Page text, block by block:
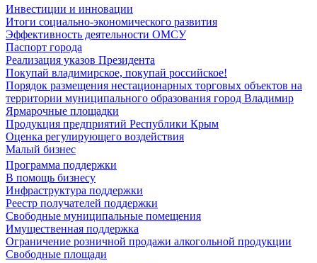
Инвестиции и инновации
Итоги социально-экономического развития
Эффективность деятельности ОМСУ
Паспорт города
Реализация указов Президента
Покупай владимирское, покупай российское!
Порядок размещения нестационарных торговых объектов на
территории муниципального образования город Владимир
Ярмарочные площадки
Продукция предприятий Республики Крым
Оценка регулирующего воздействия
Малый бизнес
Программа поддержки
В помощь бизнесу
Инфраструктура поддержки
Реестр получателей поддержки
Свободные муниципальные помещения
Имущественная поддержка
Ограничение розничной продажи алкогольной продукции
Свободные площади